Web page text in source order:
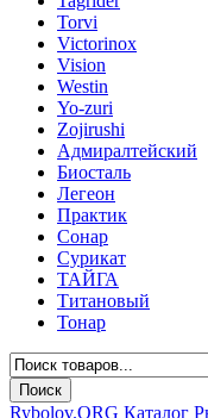
Torvi
Victorinox
Vision
Westin
Yo-zuri
Zojirushi
Адмиралтейский
Биосталь
Легеон
Практик
Сонар
Сурикат
ТАЙГА
Титановый
Тонар
Rybolov.ORG Каталог